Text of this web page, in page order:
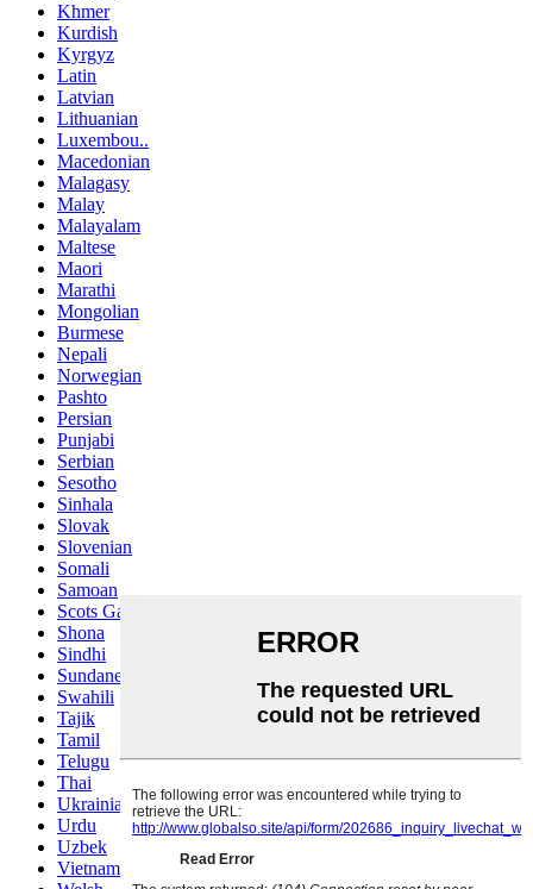
Khmer
Kurdish
Kyrgyz
Latin
Latvian
Lithuanian
Luxembou..
Macedonian
Malagasy
Malay
Malayalam
Maltese
Maori
Marathi
Mongolian
Burmese
Nepali
Norwegian
Pashto
Persian
Punjabi
Serbian
Sesotho
Sinhala
Slovak
Slovenian
Somali
Samoan
Scots Gaelic
Shona
Sindhi
Sundanese
Swahili
Tajik
Tamil
Telugu
Thai
Ukrainian
Urdu
Uzbek
Vietnamese